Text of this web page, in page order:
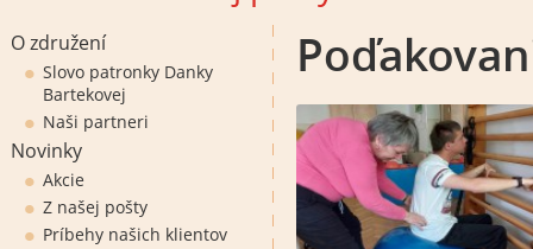
O združení
Slovo patronky Danky
Bartekovej
Naši partneri
Novinky
Akcie
Z našej pošty
Príbehy našich klientov